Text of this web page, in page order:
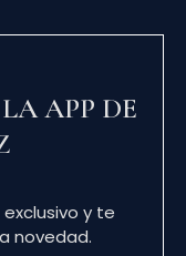
APP DE
y te
novedad.